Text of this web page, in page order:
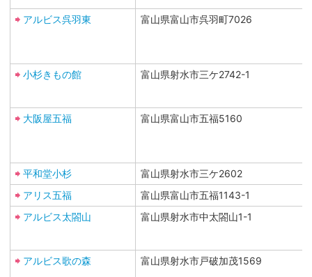
アルビス呉羽東 富山県富山市呉羽町7026
小杉きもの館 富山県射水市三ケ2742-1
大阪屋五福 富山県富山市五福5160
平和堂小杉
富山県射水市三ケ2602
アリス五福
富山県富山市五福1143-1
アルビス太閤山
富山県射水市中太閤山1-1
アルビス歌の森 富山県射水市戸破加茂1569